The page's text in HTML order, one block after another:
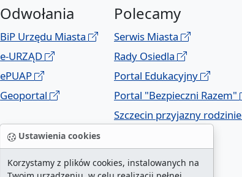
Ustawienia cookies
Korzystamy z plików cookies, instalowanych na
Odwołania
BiP Urzędu Miasta
e-URZĄD
ePUAP
Geoportal
Polecamy
Serwis Miasta
Rady Osiedla
Portal Edukacyjny
Portal "Bezpieczni Razem"
Szczecin przyjazny rodzinie